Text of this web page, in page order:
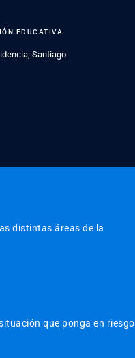
EDUCATIVA
Santiago
distintas áreas de la
que ponga en